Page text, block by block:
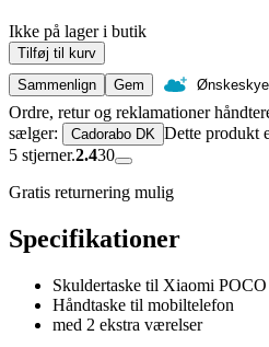
Ikke på lager i butik
Tilføj til kurv
Sammenlign
Gem
Ordre, retur og reklamationer
sælger:
Cadorabo DK Dette produkt
5 stjerner.2.430
Gratis returnering mulig
Specifikationer
Skuldertaske til Xiaomi
Håndtaske til mobiltelefon
med 2 ekstra værelser